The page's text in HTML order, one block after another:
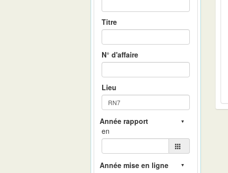
Titre
N° d'affaire
Lieu
en